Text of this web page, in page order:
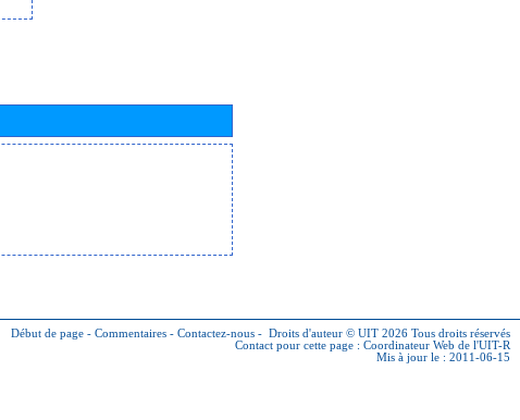
Début de page - Commentaires - Contactez-nous - Droits d'auteur © UIT 2026 Tous droits réservés
Contact pour cette page : Coordinateur Web de l'UIT-R
Mis à jour le : 2011-06-15